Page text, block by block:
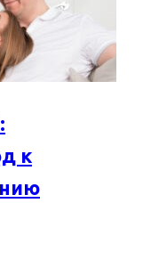
к